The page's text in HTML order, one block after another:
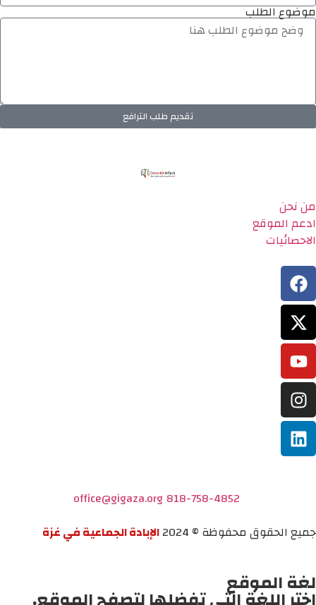
موضوع الطلب
تقديم طلب الترافع
من نحن
ادعم الموقع
الاحصائيات
818-758-4852
office@gigaza.org
جميع الحقوق محفوظة © 2024
الإبادة الجماعية في غزة
لغة الموقع